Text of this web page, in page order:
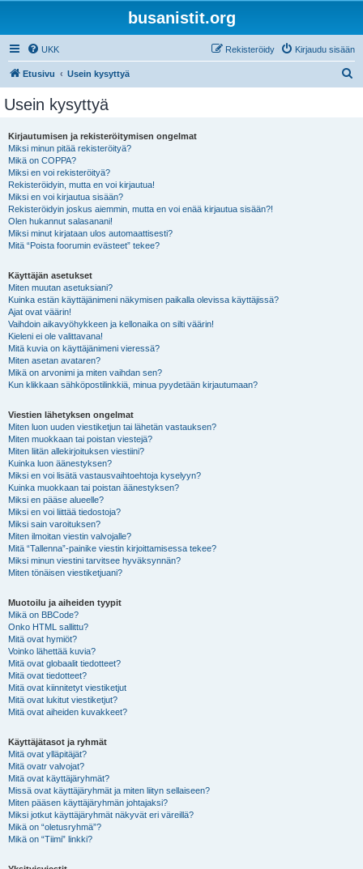
busanistit.org
UKK Kirjaudu sisään
Rekisteröidy
Etusivu Usein kysyttyä
Usein kysyttyä
Kirjautumisen ja rekisteröitymisen ongelmat
Miksi minun pitää rekisteröityä?
Mikä on COPPA?
Miksi en voi rekisteröityä?
Rekisteröidyin, mutta en voi kirjautua!
Miksi en voi kirjautua sisään?
Rekisteröidyin joskus aiemmin, mutta en voi enää kirjautua sisään?!
Olen hukannut salasanani!
Miksi minut kirjataan ulos automaattisesti?
Mitä “Poista foorumin evästeet” tekee?
Käyttäjän asetukset
Miten muutan asetuksiani?
Kuinka estän käyttäjänimeni näkymisen paikalla olevissa käyttäjissä?
Ajat ovat väärin!
Vaihdoin aikavyöhykkeen ja kellonaika on silti väärin!
Kieleni ei ole valittavana!
Mitä kuvia on käyttäjänimeni vieressä?
Miten asetan avataren?
Mikä on arvonimi ja miten vaihdan sen?
Kun klikkaan sähköpostilinkkiä, minua pyydetään kirjautumaan?
Viestien lähetyksen ongelmat
Miten luon uuden viestiketjun tai lähetän vastauksen?
Miten muokkaan tai poistan viestejä?
Miten liitän allekirjoituksen viestiini?
Kuinka luon äänestyksen?
Miksi en voi lisätä vastausvaihtoehtoja kyselyyn?
Kuinka muokkaan tai poistan äänestyksen?
Miksi en pääse alueelle?
Miksi en voi liittää tiedostoja?
Miksi sain varoituksen?
Miten ilmoitan viestin valvojalle?
Mitä “Tallenna”-painike viestin kirjoittamisessa tekee?
Miksi minun viestini tarvitsee hyväksynnän?
Miten tönäisen viestiketjuani?
Muotoilu ja aiheiden tyypit
Mikä on BBCode?
Onko HTML sallittu?
Mitä ovat hymiöt?
Voinko lähettää kuvia?
Mitä ovat globaalit tiedotteet?
Mitä ovat tiedotteet?
Mitä ovat kiinnitetyt viestiketjut
Mitä ovat lukitut viestiketjut?
Mitä ovat aiheiden kuvakkeet?
Käyttäjätasot ja ryhmät
Mitä ovat ylläpitäjät?
Mitä ovatr valvojat?
Mitä ovat käyttäjäryhmät?
Missä ovat käyttäjäryhmät ja miten liityn sellaiseen?
Miten pääsen käyttäjäryhmän johtajaksi?
Miksi jotkut käyttäjäryhmät näkyvät eri väreillä?
Mikä on “oletusryhmä”?
Mikä on “Tiimi” linkki?